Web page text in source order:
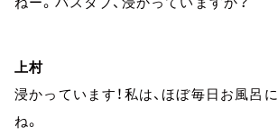
上村
浸かっています！私は、ほぼ毎日お風呂
ね。